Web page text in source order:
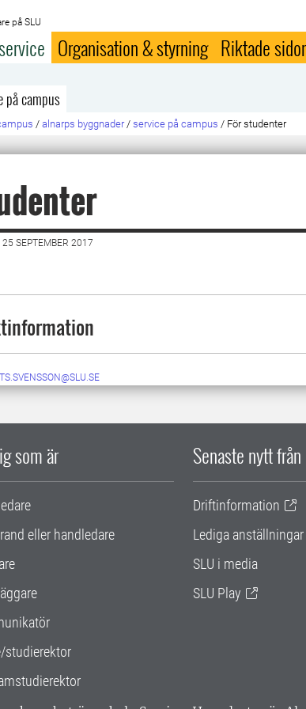
på SLU
Organisation & styrning Riktade sidor
på campus
/ alnarps byggnader / service på campus / För studenter
SEPTEMBER 2017
som är
eller handledare
studierektor
Senaste nytt från
Driftinformation
Lediga anställningar
SLU i media
SLU Play